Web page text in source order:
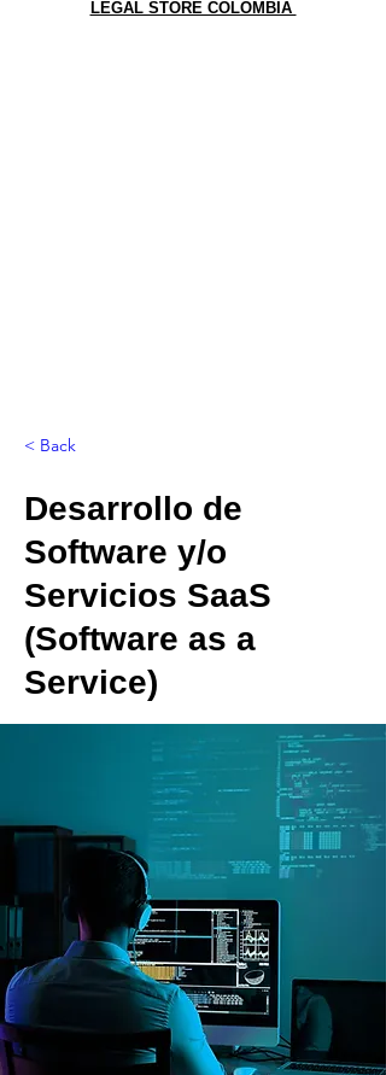
LEGAL STORE COLOMBIA
< Back
Desarrollo de
Software y/o
Servicios SaaS
(Software as a
Service)